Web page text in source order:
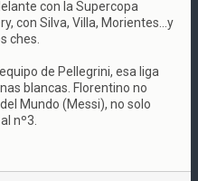
con la Supercopa
con Silva, Villa, Morientes...y
ches.
de Pellegrini, esa liga
blancas. Florentino no
Mundo (Messi), no solo
nº3.